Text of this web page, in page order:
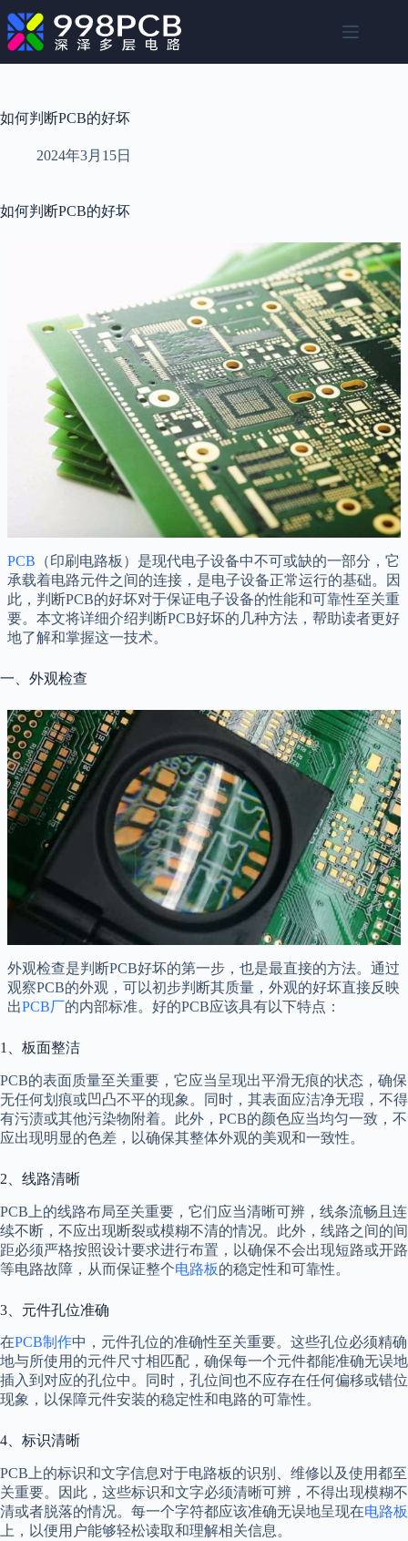
至
内
容
如何判断PCB的好坏
2024年3月15日
如何判断PCB的好坏
PCB （印刷电路板）是现代电子设备中不可或缺的一部分，它
承载着电路元件之间的连接，是电子设备正常运行的基础。因
此，判断PCB的好坏对于保证电子设备的性能和可靠性至关重
要。本文将详细介绍判断PCB好坏的几种方法，帮助读者更好
地了解和掌握这一技术。
一、外观检查
外观检查是判断PCB好坏的第一步，也是最直接的方法。通过
观察PCB的外观，可以初步判断其质量，外观的好坏直接反映
出PCB厂的内部标准。好的PCB应该具有以下特点：
1、板面整洁
PCB的表面质量至关重要，它应当呈现出平滑无痕的状态，确保
无任何划痕或凹凸不平的现象。同时，其表面应洁净无瑕，不得
有污渍或其他污染物附着。此外，PCB的颜色应当均匀一致，不
应出现明显的色差，以确保其整体外观的美观和一致性。
2、线路清晰
PCB上的线路布局至关重要，它们应当清晰可辨，线条流畅且连
续不断，不应出现断裂或模糊不清的情况。此外，线路之间的间
距必须严格按照设计要求进行布置，以确保不会出现短路或开路
等电路故障，从而保证整个电路板的稳定性和可靠性。
3、元件孔位准确
在PCB制作中，元件孔位的准确性至关重要。这些孔位必须精确
地与所使用的元件尺寸相匹配，确保每一个元件都能准确无误地
插入到对应的孔位中。同时，孔位间也不应存在任何偏移或错位
现象，以保障元件安装的稳定性和电路的可靠性。
4、标识清晰
PCB上的标识和文字信息对于电路板的识别、维修以及使用都至
关重要。因此，这些标识和文字必须清晰可辨，不得出现模糊不
清或者脱落的情况。每一个字符都应该准确无误地呈现在电路板
上，以便用户能够轻松读取和理解相关信息。